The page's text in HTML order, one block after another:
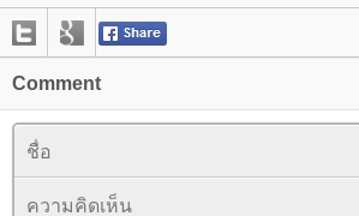
Comment